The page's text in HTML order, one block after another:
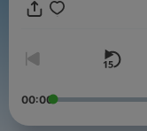
Spotify, Apple
00:00